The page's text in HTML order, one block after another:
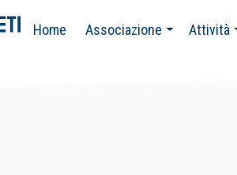
Home Associazione Attività